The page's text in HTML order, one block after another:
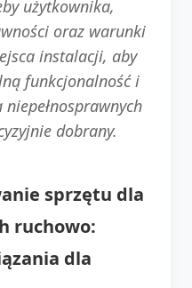
użytkownika,
oraz warunki
instalacji, aby
funkcjonalność i
dobrany.
sprzętu dla
ruchowo:
dla